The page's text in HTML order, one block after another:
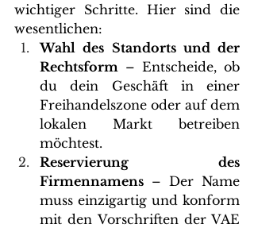
wichtiger Schritte. Hier sind die
wesentlichen:
Wahl des Standorts und der
Rechtsform – Entscheide, ob
du dein Geschäft in einer
Freihandelszone oder auf dem
lokalen Markt betreiben
möchtest.
Reservierung des
Firmennamens – Der Name
muss einzigartig und konform
mit den Vorschriften der VAE